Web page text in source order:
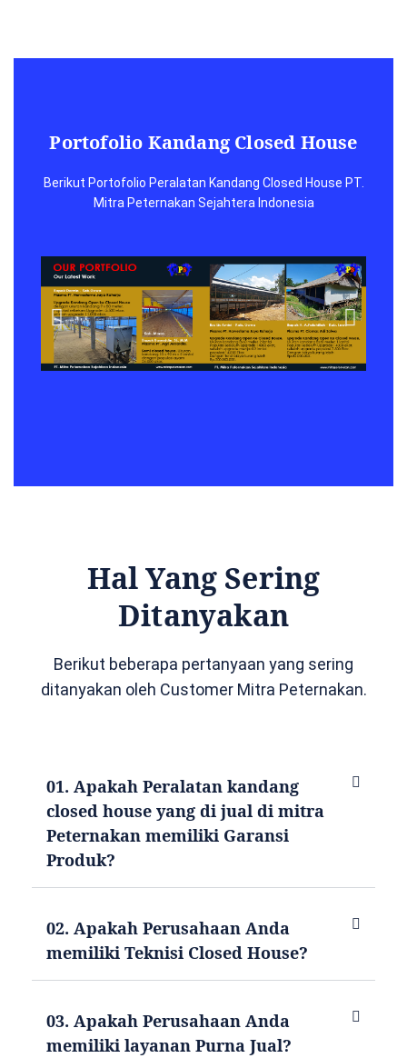
Portofolio Kandang Closed House
Berikut Portofolio Peralatan Kandang Closed House PT.
Mitra Peternakan Sejahtera Indonesia
Hal Yang Sering
Ditanyakan
Berikut beberapa pertanyaan yang sering
ditanyakan oleh Customer Mitra Peternakan.
01. Apakah Peralatan kandang
closed house yang di jual di mitra
Peternakan memiliki Garansi
Produk?
02. Apakah Perusahaan Anda
memiliki Teknisi Closed House?
03. Apakah Perusahaan Anda
memiliki layanan Purna Jual?